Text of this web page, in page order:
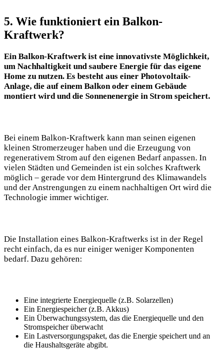
5. Wie funktioniert ein Balkon-
Kraftwerk?
Ein Balkon-Kraftwerk ist eine innovativste Möglichkeit,
um Nachhaltigkeit und saubere Energie für das eigene
Home zu nutzen. Es besteht aus einer Photovoltaik-
Anlage, die auf einem Balkon oder einem Gebäude
montiert wird und die Sonnenenergie in Strom speichert.
Bei einem Balkon-Kraftwerk kann man seinen eigenen
kleinen Stromerzeuger haben und die Erzeugung von
regenerativem Strom auf den eigenen Bedarf anpassen. In
vielen Städten und Gemeinden ist ein solches Kraftwerk
möglich – gerade vor dem Hintergrund des Klimawandels
und der Anstrengungen zu einem nachhaltigen Ort wird die
Technologie immer wichtiger.
Die Installation eines Balkon-Kraftwerks ist in der Regel
recht einfach, da es nur einiger weniger Komponenten
bedarf. Dazu gehören:
Eine integrierte Energiequelle (z.B. Solarzellen)
Ein Energiespeicher (z.B. Akkus)
Ein Überwachungssystem, das die Energiequelle und den
Stromspeicher überwacht
Ein Lastversorgungspaket, das die Energie speichert und an
die Haushaltsgeräte abgibt.